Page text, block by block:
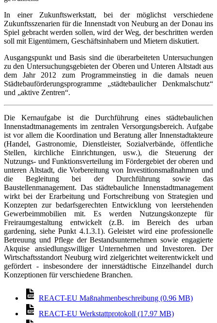
In einer Zukunftswerkstatt, bei der möglichst verschiedene
Zukunftsszenarien für die Innenstadt von Neuburg an der Donau ins
Spiel gebracht werden sollen, wird der Weg, der beschritten werden
soll mit Eigentümern, Geschäftsinhabern und Mietern diskutiert.
Ausgangspunkt und Basis sind die überarbeiteten Untersuchungen
zu den Untersuchungsgebieten der Oberen und Unteren Altstadt aus
dem Jahr 2012 zum Programmeinstieg in die damals neuen
Städtebauförderungsprogramme „städtebaulicher Denkmalschutz“
und „aktive Zentren“.
Die Kernaufgabe ist die Durchführung eines städtebaulichen
Innenstadtmanagements im zentralen Versorgungsbereich. Aufgabe
ist vor allem die Koordination und Beratung aller Innenstadtakteure
(Handel, Gastronomie, Dienstleister, Sozialverbände, öffentliche
Stellen, kirchliche Einrichtungen, usw.), die Steuerung der
Nutzungs- und Funktionsverteilung im Fördergebiet der oberen und
unteren Altstadt, die Vorbereitung von Investitionsmaßnahmen und
die Begleitung bei der Durchführung sowie das
Baustellenmanagement. Das städtebauliche Innenstadtmanagement
wirkt bei der Erarbeitung und Fortschreibung von Strategien und
Konzepten zur bedarfsgerechten Entwicklung von leerstehenden
Gewerbeimmobilien mit. Es werden Nutzungskonzepte für
Freiraumgestaltung entwickelt (z.B. im Bereich des urban
gardening, siehe Punkt 4.1.3.1). Geleistet wird eine professionelle
Betreuung und Pflege der Bestandsunternehmen sowie engagierte
Akquise ansiedlungswilliger Unternehmen und Investoren. Der
Wirtschaftsstandort Neuburg wird zielgerichtet weiterentwickelt und
gefördert - insbesondere der innerstädtische Einzelhandel durch
Konzeptionen für verschiedene Branchen.
REACT-EU Maßnahmenbeschreibung (0.96 MB)
REACT-EU Werkstattprotokoll (17.97 MB)